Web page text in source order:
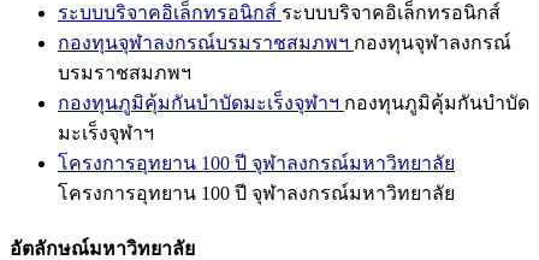
ระบบบริจาคอิเล็กทรอนิกส์ ระบบบริจาคอิเล็กทรอนิกส์
กองทุนจุฬาลงกรณ์บรมราชสมภพฯ กองทุนจุฬาลงกรณ์
บรมราชสมภพฯ
กองทุนภูมิคุ้มกันบำบัดมะเร็งจุฬาฯ กองทุนภูมิคุ้มกันบำบัด
มะเร็งจุฬาฯ
โครงการอุทยาน 100 ปี จุฬาลงกรณ์มหาวิทยาลัย
โครงการอุทยาน 100 ปี จุฬาลงกรณ์มหาวิทยาลัย
อัตลักษณ์มหาวิทยาลัย